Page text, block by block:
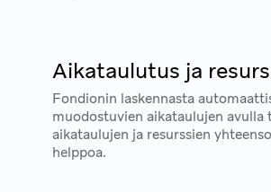
Aikataulutus ja
Fondionin laskennasta
muodostuvien aikataulujen avulla
aikataulujen ja resurssien
helppoa.